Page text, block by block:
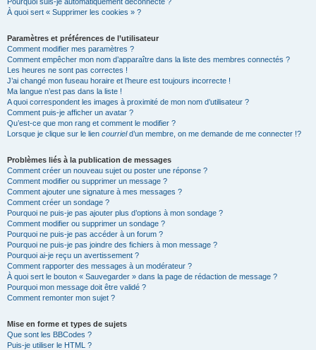
À quoi sert « Supprimer les cookies » ?
Paramètres et préférences de l’utilisateur
Comment modifier mes paramètres ?
Comment empêcher mon nom d’apparaître dans la liste des membres connectés ?
Les heures ne sont pas correctes !
J’ai changé mon fuseau horaire et l’heure est toujours incorrecte !
Ma langue n’est pas dans la liste !
A quoi correspondent les images à proximité de mon nom d’utilisateur ?
Comment puis-je afficher un avatar ?
Qu’est-ce que mon rang et comment le modifier ?
Lorsque je clique sur le lien courrield’un membre, on me demande de me connecter !?
Problèmes liés à la publication de messages
Comment créer un nouveau sujet ou poster une réponse ?
Comment modifier ou supprimer un message ?
Comment ajouter une signature à mes messages ?
Comment créer un sondage ?
Pourquoi ne puis-je pas ajouter plus d’options à mon sondage ?
Comment modifier ou supprimer un sondage ?
Pourquoi ne puis-je pas accéder à un forum ?
Pourquoi ne puis-je pas joindre des fichiers à mon message ?
Pourquoi ai-je reçu un avertissement ?
Comment rapporter des messages à un modérateur ?
À quoi sert le bouton « Sauvegarder » dans la page de rédaction de message ?
Pourquoi mon message doit être validé ?
Comment remonter mon sujet ?
Mise en forme et types de sujets
Que sont les BBCodes ?
Puis-je utiliser le HTML ?